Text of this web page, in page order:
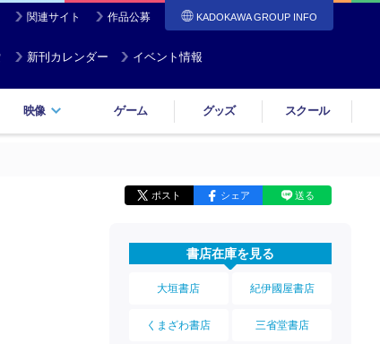
関連サイト 作品公募 KADOKAWA GROUP INFO
新刊カレンダー イベント情報
映像 ゲーム グッズ スクール
ポスト シェア 送る
書店在庫を見る
大垣書店 紀伊國屋書店
くまざわ書店 三省堂書店